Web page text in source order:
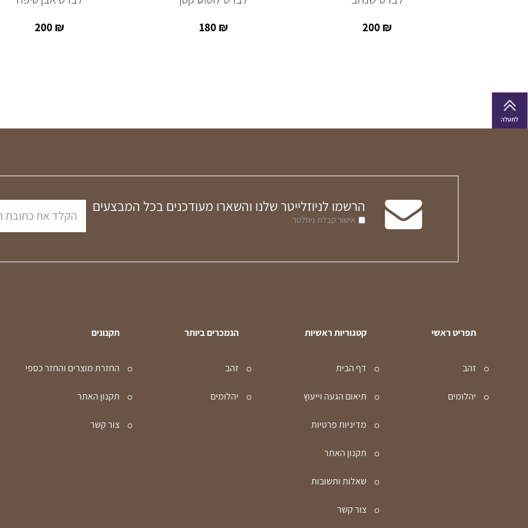
200 ₪
180 ₪
200 ₪
הרשמו לניוזלייטר שלנו והשארו מעודכנים בכל המבצעים
אישור קבלת ניוזלטר
תפריט ראשי
זהב
יהלומים
קטגוריות ראשיות
דף הבית
תיאום הגעה וייעוץ
מדיניות פרטיות
תקנון האתר
שאלות ותשובות
צור קשר
הנמכרים ביותר
זהב
יהלומים
תקנונים
החזרת מוצרים והחזר כספי
תקנון האתר
צור קשר